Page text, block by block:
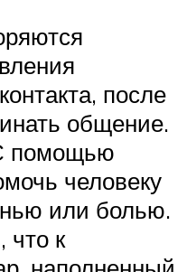
после
общение.
помощью
человеку
или болью.
что к